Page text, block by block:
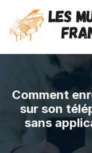
Comment
sur son
sans